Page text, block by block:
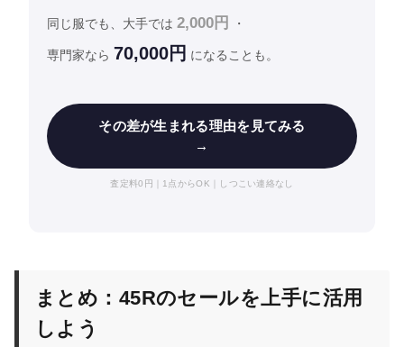
同じ服でも、大手では 2,000円 ・
専門家なら 70,000円 になることも。
その差が生まれる理由を見てみる
→
査定料0円｜1点からOK｜しつこい連絡なし
まとめ：45Rのセールを上手に活用
しよう